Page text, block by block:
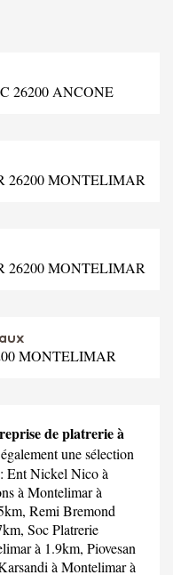
26200 ANCONE
26200 MONTELIMAR
26200 MONTELIMAR
MONTELIMAR
de platrerie à
une sélection
Ent Nickel Nicoà
à Montelimar à
Remi Bremond
Soc Platrerie
à 1.9km, Piovesan
à Montelimar à